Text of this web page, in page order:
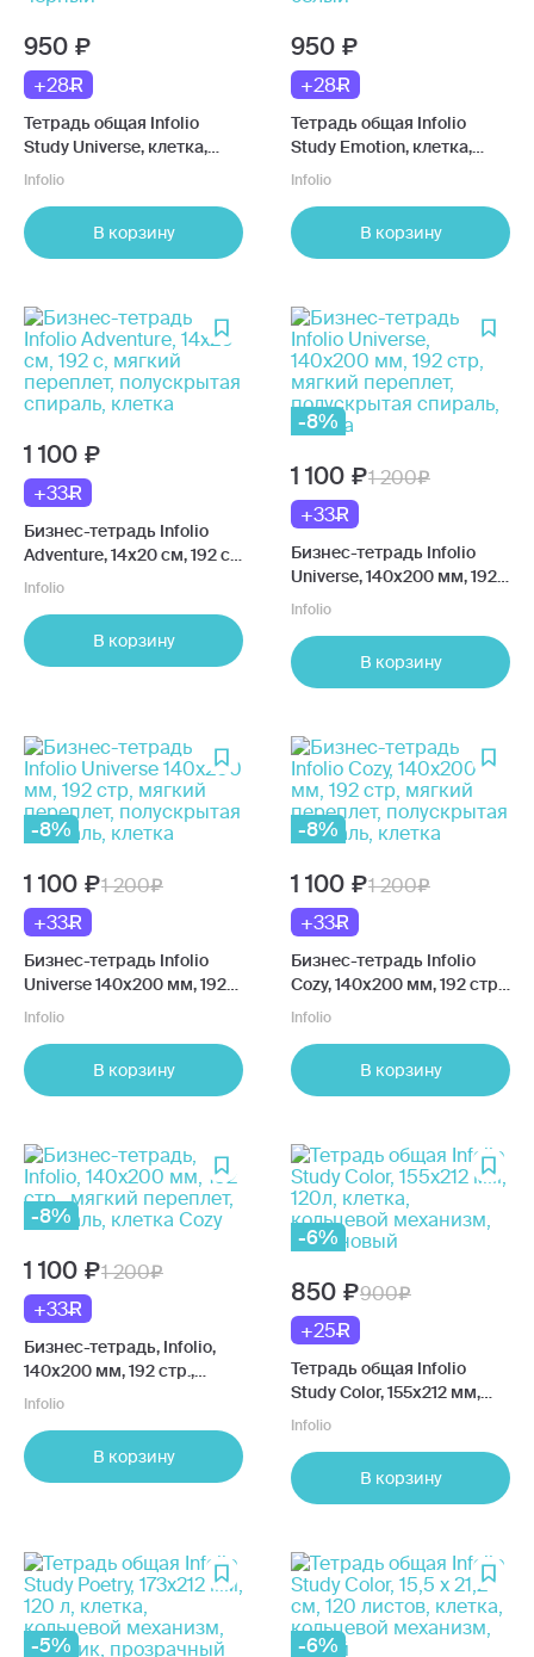
950
+28
Тетрадь общая Infolio
Study Universe, клетка,
кольцевой механизм,
Infolio
В корзину
950
+28
Тетрадь общая Infolio
Study Emotion, клетка,
кольцевой механизм,
Infolio
В корзину
1 100
+33
Бизнес-тетрадь Infolio
Adventure, 14х20 см, 192 с,
мягкий переплет,
клетка
Infolio
В корзину
-8%
1 100
1 200
+33
Бизнес-тетрадь Infolio
Universe, 140х200 мм, 192
стр, мягкий переплет,
клетка
Infolio
В корзину
-8%
1 100
1 200
+33
Бизнес-тетрадь Infolio
Universe 140х200 мм, 192
стр, мягкий переплет,
клетка
Infolio
В корзину
-8%
1 100
1 200
+33
Бизнес-тетрадь Infolio
Cozy, 140х200 мм, 192 стр,
мягкий переплет,
клетка
Infolio
В корзину
-8%
1 100
1 200
+33
Бизнес-тетрадь, Infolio,
140х200 мм, 192 стр.,
мягкий переплет,
Infolio
В корзину
-6%
850
900
+25
Тетрадь общая Infolio
Study Color, 155х212 мм,
120л, клетка, кольцевой
Infolio
В корзину
-5% -6%